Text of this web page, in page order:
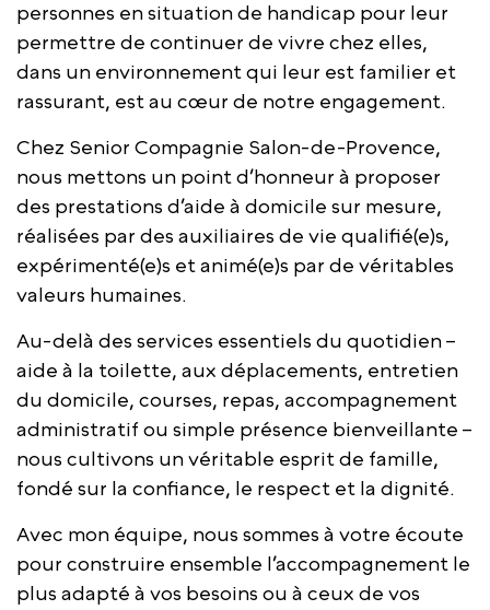
personnes en situation de handicap pour leur
permettre de continuer de vivre chez elles,
dans un environnement qui leur est familier et
rassurant, est au cœur de notre engagement.
Chez Senior Compagnie Salon-de-Provence,
nous mettons un point d’honneur à proposer
des prestations d’aide à domicile sur mesure,
réalisées par des auxiliaires de vie qualifié(e)s,
expérimenté(e)s et animé(e)s par de véritables
valeurs humaines.
Au-delà des services essentiels du quotidien –
aide à la toilette, aux déplacements, entretien
du domicile, courses, repas, accompagnement
administratif ou simple présence bienveillante –
nous cultivons un véritable esprit de famille,
fondé sur la confiance, le respect et la dignité.
Avec mon équipe, nous sommes à votre écoute
pour construire ensemble l’accompagnement le
plus adapté à vos besoins ou à ceux de vos